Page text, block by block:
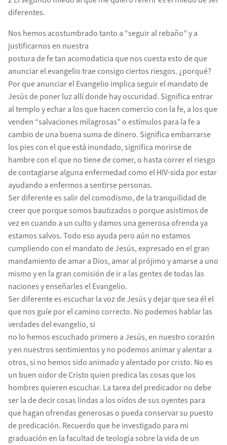
diferentes.
Nos hemos acostumbrado tanto a “seguir al rebaño” y a
justificarnos en nuestra
postura de fe tan acomodaticia que nos cuesta esto de que
anunciar el evangelio trae consigo ciertos riesgos. ¿porqué?
Por que anunciar el Evangelio implica seguir el mandato de
Jesús de poner luz allí donde hay oscuridad. Significa entrar
al templo y echar a los que hacen comercio con la fe, a los que
venden “salvaciones milagrosas” o estímulos para la fe a
cambio de una buena suma de dinero. Significa embarrarse
los pies con el que está inundado, significa morirse de
hambre con el que no tiene de comer, o hasta correr el riesgo
de contagiarse alguna enfermedad como el HIV-sida por estar
ayudando a enfermos a sentirse personas.
Ser diferente es salir del comodismo, de la tranquilidad de
creer que porque somos bautizados o porque asistimos de
vez en cuando a un culto y damos una generosa ofrenda ya
estamos salvos. Todo eso ayuda pero aún no estamos
cumpliendo con el mandato de Jesús, expresado en el gran
mandamiento de amar a Dios, amar al prójimo y amarse a uno
mismo y en la gran comisión de ir a las gentes de todas las
naciones y enseñarles el Evangelio.
Ser diferente es escuchar la voz de Jesús y dejar que sea él el
que nos guíe por el camino correcto. No podemos hablar las
verdades del evangelio, si
no lo hemos escuchado primero a Jesús, en nuestro corazón
y en nuestros sentimientos y no podemos animar y alentar a
otros, si no hemos sido animado y alentado por cristo. No es
un buen oidor de Cristo quien predica las cosas que los
hombres quieren escuchar. La tarea del predicador no debe
ser la de decir cosas lindas a los oídos de sus oyentes para
que hagan ofrendas generosas o pueda conservar su puesto
de predicación. Recuerdo que he investigado para mi
graduación en la facultad de teología sobre la vida de un